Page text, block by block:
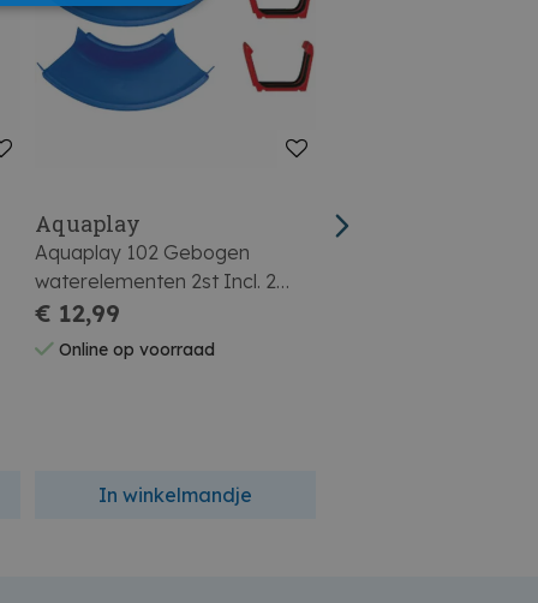
Aquaplay
Aquaplay 102 Gebogen
waterelementen 2st Incl. 2
beugels / 4 rubberen
afdichtingen
€ 12,99
Online op voorraad
In winkelmandje
Aquaplay